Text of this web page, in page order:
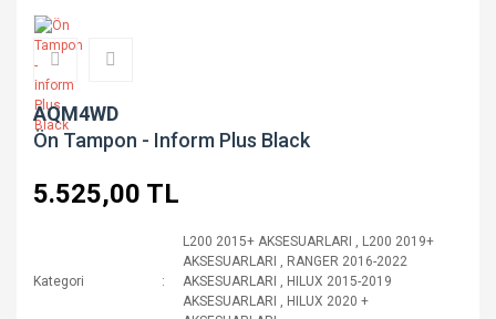
AQM4WD
Ön Tampon - Inform Plus Black
5.525,00 TL
Kategori
L200 2015+ AKSESUARLARI , L200 2019+
AKSESUARLARI , RANGER 2016-2022
AKSESUARLARI , HILUX 2015-2019
AKSESUARLARI , HILUX 2020 +